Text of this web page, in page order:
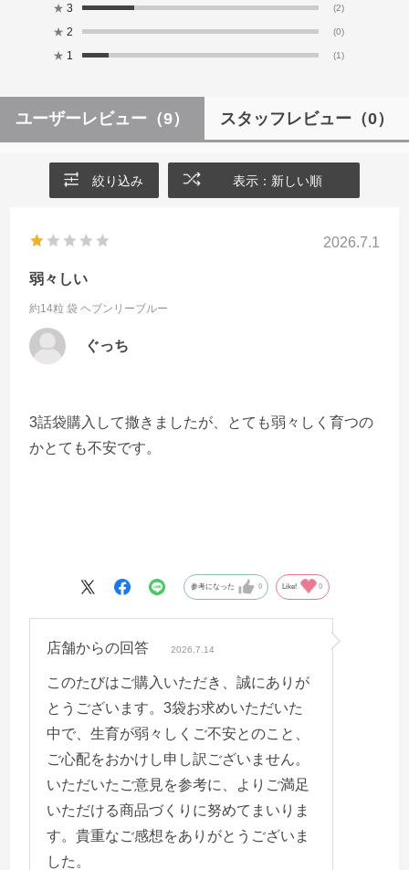
★ 3 (2)
★ 2 (0)
★ 1 (1)
ユーザーレビュー （9） スタッフレビュー （0）
絞り込み 表示：新しい順
2026.7.1
弱々しい
約14粒 袋 ヘブンリーブルー
ぐっち
3話袋購入して撒きましたが、とても弱々しく育つの
かとても不安です。
参考になった 0 Like! 0
店舗からの回答 2026.7.14
このたびはご購入いただき、誠にありが
とうございます。3袋お求めいただいた
中で、生育が弱々しくご不安とのこと、
ご心配をおかけし申し訳ございません。
いただいたご意見を参考に、よりご満足
いただける商品づくりに努めてまいりま
す。貴重なご感想をありがとうございま
した。